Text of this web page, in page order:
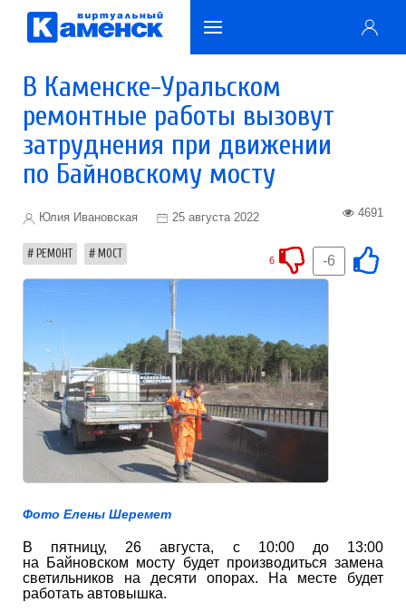
В Каменске-Уральском
ремонтные работы вызовут
затруднения при движении
по Байновскому мосту
Юлия Ивановская 25 августа 2022 4691
РЕМОНТ МОСТ -6
6
Фото Елены Шеремет
В пятницу, 26 августа, с 10:00 до 13:00
на Байновском мосту будет производиться замена
светильников на десяти опорах. На месте будет
работать автовышка.